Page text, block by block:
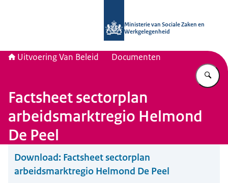
Ministerie van Sociale Zaken en
Werkgelegenheid
Uitvoering Van Beleid Documenten
Factsheet sectorplan
arbeidsmarktregio Helmond
De Peel
Download: Factsheet sectorplan
arbeidsmarktregio Helmond De Peel